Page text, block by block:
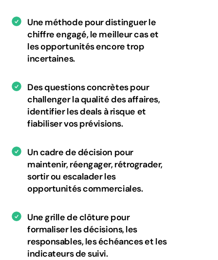
Une méthode pour distinguer le
chiffre engagé, le meilleur cas et
les opportunités encore trop
incertaines.
Des questions concrètes pour
challenger la qualité des affaires,
identifier les deals à risque et
fiabiliser vos prévisions.
Un cadre de décision pour
maintenir, réengager, rétrograder,
sortir ou escalader les
opportunités commerciales.
Une grille de clôture pour
formaliser les décisions, les
responsables, les échéances et les
indicateurs de suivi.